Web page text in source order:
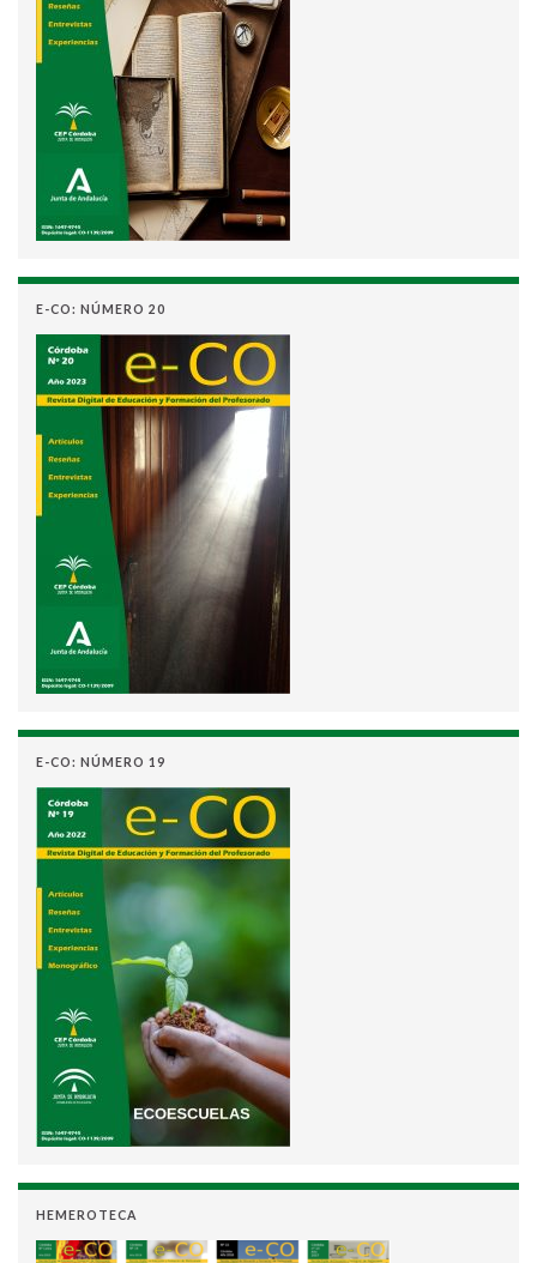
E-CO: NÚMERO 20
E-CO: NÚMERO 19
HEMEROTECA